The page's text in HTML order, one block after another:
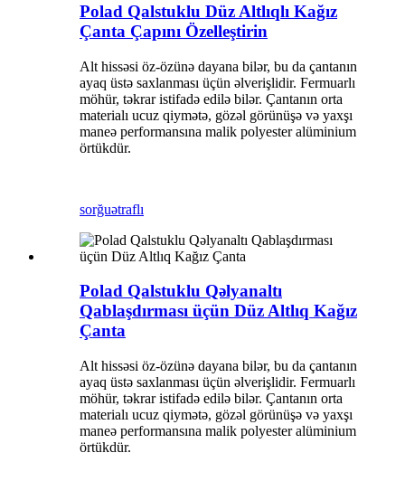
Polad Qalstuklu Düz Altlıqlı Kağız
Çanta Çapını Özelleştirin
Alt hissəsi öz-özünə dayana bilər, bu da çantanın
ayaq üstə saxlanması üçün əlverişlidir. Fermuarlı
möhür, təkrar istifadə edilə bilər. Çantanın orta
materialı ucuz qiymətə, gözəl görünüşə və yaxşı
maneə performansına malik polyester alüminium
örtükdür.
sorğuətraflı
Polad Qalstuklu Qəlyanaltı
Qablaşdırması üçün Düz Altlıq Kağız
Çanta
Alt hissəsi öz-özünə dayana bilər, bu da çantanın
ayaq üstə saxlanması üçün əlverişlidir. Fermuarlı
möhür, təkrar istifadə edilə bilər. Çantanın orta
materialı ucuz qiymətə, gözəl görünüşə və yaxşı
maneə performansına malik polyester alüminium
örtükdür.